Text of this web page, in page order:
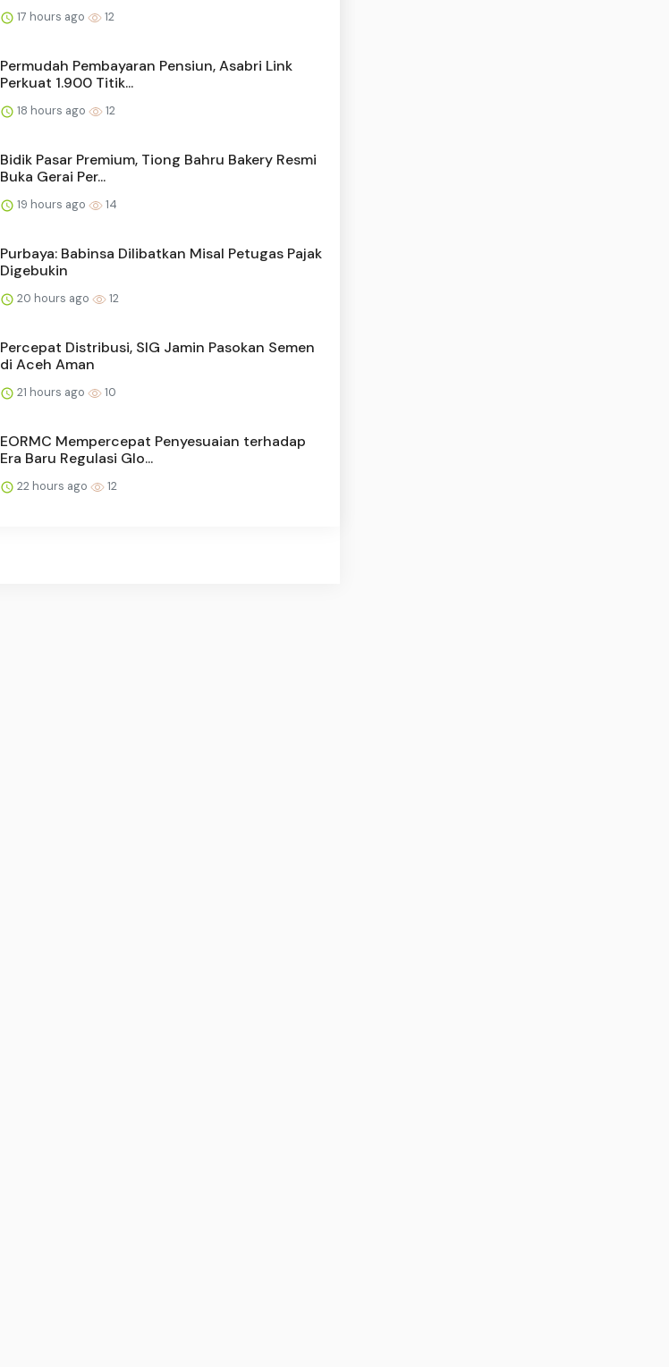
17 hours ago 12
Permudah Pembayaran Pensiun, Asabri Link
Perkuat 1.900 Titik...
18 hours ago 12
Bidik Pasar Premium, Tiong Bahru Bakery Resmi
Buka Gerai Per...
19 hours ago 14
Purbaya: Babinsa Dilibatkan Misal Petugas Pajak
Digebukin
20 hours ago 12
Percepat Distribusi, SIG Jamin Pasokan Semen
di Aceh Aman
21 hours ago 10
EORMC Mempercepat Penyesuaian terhadap
Era Baru Regulasi Glo...
22 hours ago 12